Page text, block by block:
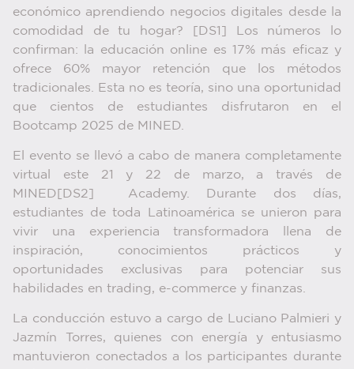
económico aprendiendo negocios digitales desde la
comodidad de tu hogar?
[DS1]
Los números lo
confirman: la educación online es 17% más eficaz y
ofrece 60% mayor retención que los métodos
tradicionales. Esta no es teoría, sino una oportunidad
que cientos de estudiantes disfrutaron en el
Bootcamp 2025 de MINED.
El evento se llevó a cabo de manera completamente
virtual este 21 y 22 de marzo, a través de
MINED [DS2]
Academy. Durante dos días,
estudiantes de toda Latinoamérica se unieron para
vivir una experiencia transformadora llena de
inspiración, conocimientos prácticos y
oportunidades exclusivas para potenciar sus
habilidades en trading, e-commerce y finanzas.
La conducción estuvo a cargo de Luciano Palmieri y
Jazmín Torres, quienes con energía y entusiasmo
mantuvieron conectados a los participantes durante